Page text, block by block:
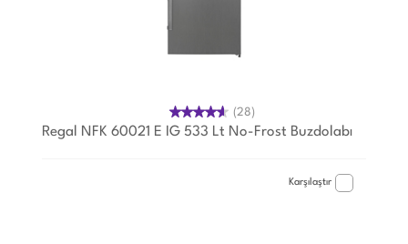
(28)
Regal NFK 60021 E IG 533 Lt No-Frost Buzdolabı
Karşılaştır